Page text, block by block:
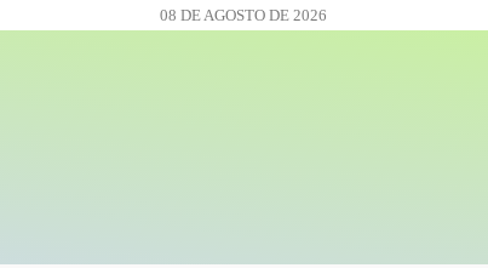
08 DE AGOSTO DE 2026